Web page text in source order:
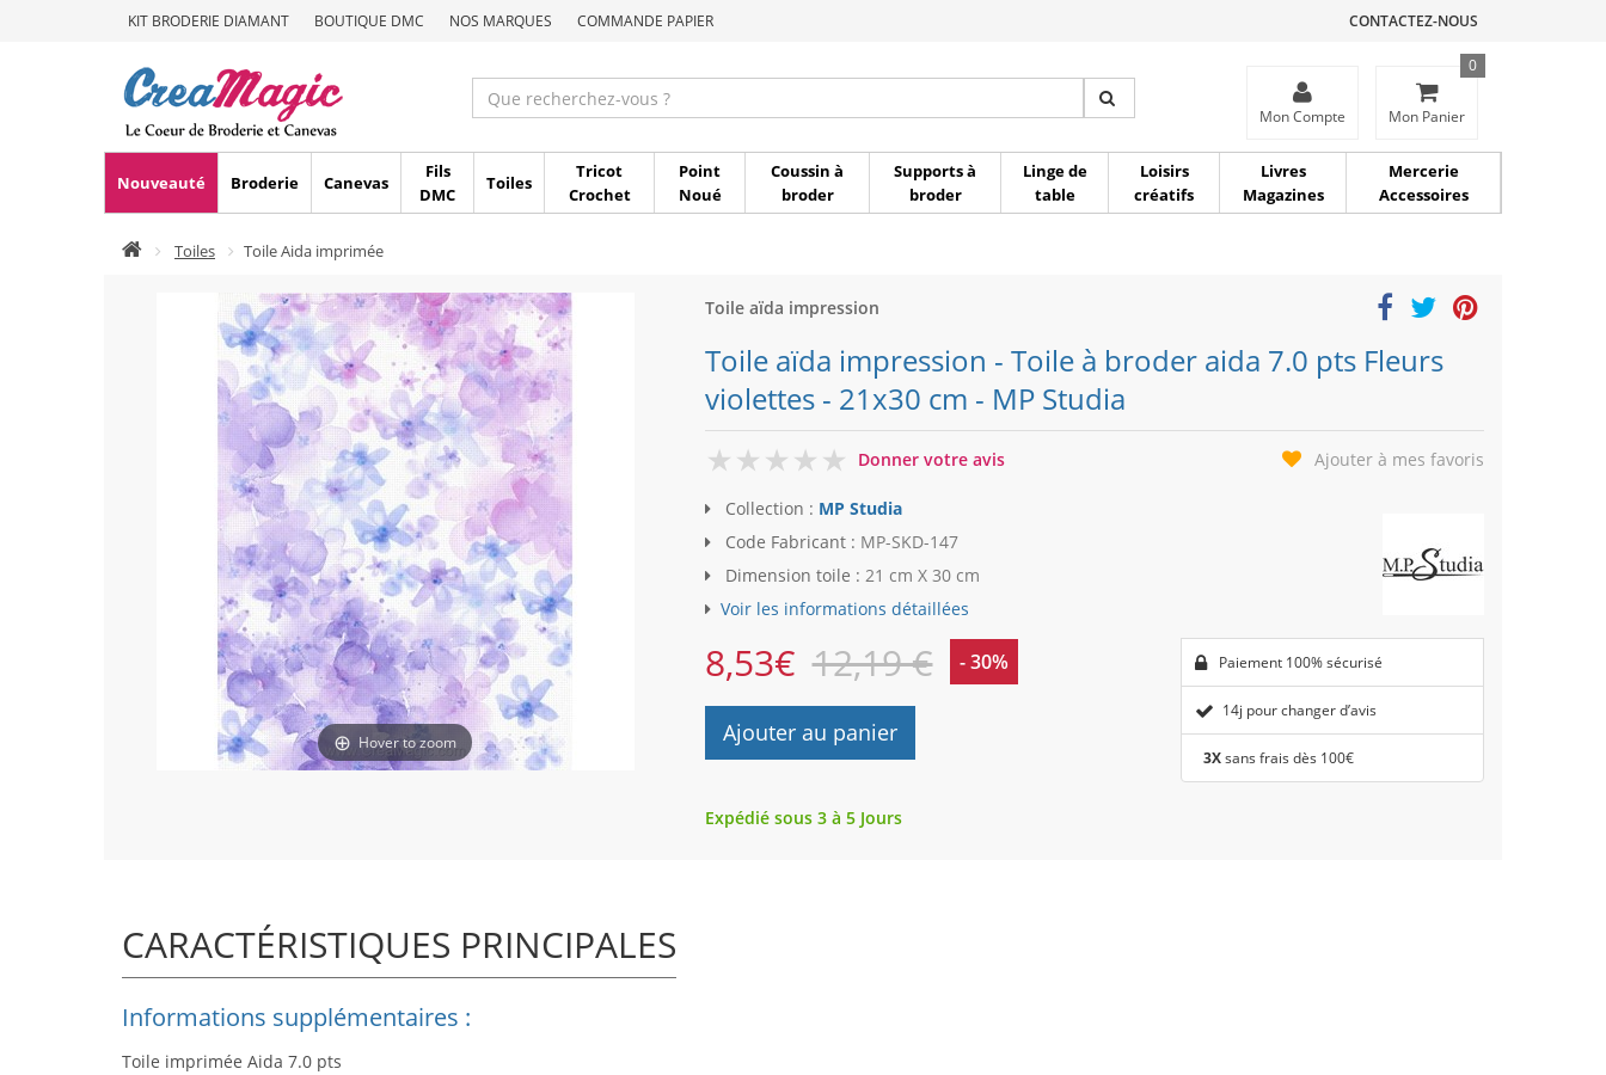
KIT BRODERIE DIAMANT BOUTIQUE DMC NOS MARQUES COMMANDE PAPIER CONTACTEZ-NOUS
Mon Compte Mon Panier
0
Nouveauté Broderie Canevas
Fils
DMC
Toiles
Tricot
Crochet
Point
Noué
Coussin à
broder
Supports à
broder
Linge de
table
Loisirs
créatifs
Livres
Magazines
Mercerie
Accessoires
Toiles Toile Aida imprimée
Hover to zoom
Toile aïda impression
Toile aïda impression - Toile à broder aida 7.0 pts Fleurs
violettes - 21x30 cm - MP Studia
0
Donner votre avis Ajouter à mes favoris
Collection : MP Studia
Code Fabricant : MP-SKD-147
Dimension toile : 21 cm X 30 cm
Voir les informations détaillées
8,53€ 12,19 € - 30%
Ajouter au panier
Paiement 100% sécurisé
14j pour changer d’avis
3Xsans frais dès 100€
Expédié sous 3 à 5 Jours
CARACTÉRISTIQUES PRINCIPALES
Informations supplémentaires :
Toile imprimée Aida 7.0 pts